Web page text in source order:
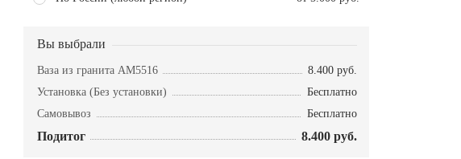
Вы выбрали
Ваза из гранита AM5516
8.400 руб.
Установка (Без установки)
Бесплатно
Самовывоз
Бесплатно
Подитог 8.400 руб.